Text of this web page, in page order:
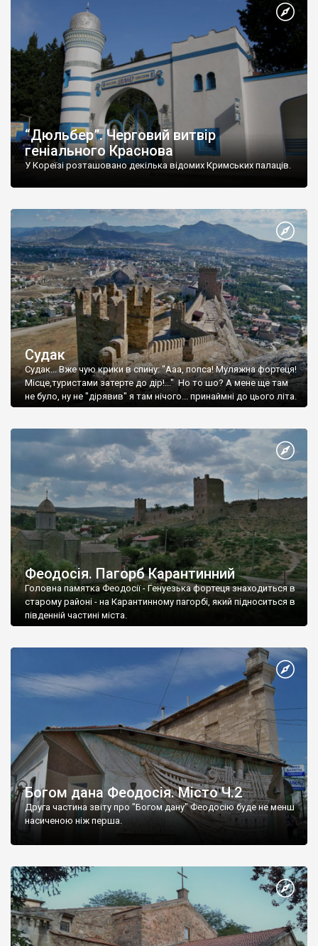
“Дюльбер”. Черговий витвір
геніального Краснова
У Кореїзі розташовано декілька відомих Кримських палаців.
Судак
Судак... Вже чую крики в спину: "Ааа, попса! Муляжна фортеця!
Місце,туристами затерте до дір!..." Но то шо? А мене ще там
не було, ну не "дірявив" я там нічого... принаймні до цього літа.
Феодосія. Пагорб Карантинний
Головна памятка Феодосії - Генуезька фортеця знаходиться в
старому районі - на Карантинному пагорбі, який підноситься в
південній частині міста.
Богом дана Феодосія. Місто Ч.2
Друга частина звіту про "Богом дану" Феодосію буде не менш
насиченою ніж перша.